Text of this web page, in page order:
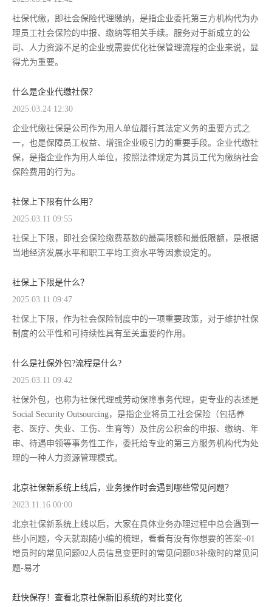
社保代缴，即社会保险代理缴纳，是指企业委托第三方机构代为办
理员工社会保险的申报、缴纳等相关手续。服务对于新成立的公
司、人力资源不足的企业或需要优化社保管理流程的企业来说，显
得尤为重要。
什么是企业代缴社保？
2025.03.24 12:30
企业代缴社保是公司作为用人单位履行其法定义务的重要方式之
一，也是保障员工权益、增强企业吸引力的重要手段。企业代缴社
保，是指企业作为用人单位，按照法律规定为其员工代为缴纳社会
保险费用的行为。
社保上下限有什么用？
2025.03.11 09:55
社保上下限，即社会保险缴费基数的最高限额和最低限额，是根据
当地经济发展水平和职工平均工资水平等因素设定的。
社保上下限是什么？
2025.03.11 09:47
社保上下限，作为社会保险制度中的一项重要政策，对于维护社保
制度的公平性和可持续性具有至关重要的作用。
什么是社保外包?流程是什么?
2025.03.11 09:42
社保外包，也称为社保代理或劳动保障事务代理，更专业的表述是
Social Security Outsourcing，是指企业将员工社会保险（包括养
老、医疗、失业、工伤、生育等）及住房公积金的申报、缴纳、年
审、待遇申领等事务性工作，委托给专业的第三方服务机构代为处
理的一种人力资源管理模式。
北京社保新系统上线后，业务操作时会遇到哪些常见问题？
2023.11.16 00:00
北京社保新系统上线以后，大家在具体业务办理过程中总会遇到一
些小问题，今天就跟随小编的梳理，看看有没有你想要的答案~01
增员时的常见问题02人员信息变更时的常见问题03补缴时的常见问
题-易才
赶快保存！查看北京社保新旧系统的对比变化